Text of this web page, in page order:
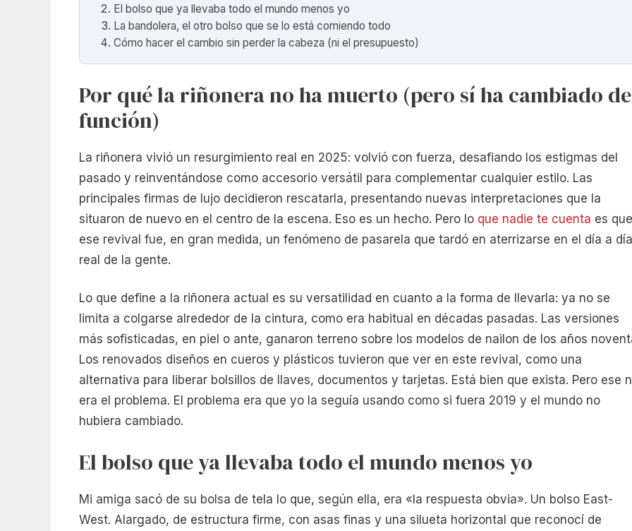
El bolso que ya llevaba todo el mundo menos yo
La bandolera, el otro bolso que se lo está comiendo todo
Cómo hacer el cambio sin perder la cabeza (ni el presupuesto)
Por qué la riñonera no ha muerto (pero sí ha cambiado de
función)
La riñonera vivió un resurgimiento real en 2025: volvió con fuerza, desafiando los estigmas del
pasado y reinventándose como accesorio versátil para complementar cualquier estilo. Las
principales firmas de lujo decidieron rescatarla, presentando nuevas interpretaciones que la
situaron de nuevo en el centro de la escena. Eso es un hecho. Pero lo que nadie te cuenta es que
ese revival fue, en gran medida, un fenómeno de pasarela que tardó en aterrizarse en el día a día
real de la gente.
Lo que define a la riñonera actual es su versatilidad en cuanto a la forma de llevarla: ya no se
limita a colgarse alrededor de la cintura, como era habitual en décadas pasadas. Las versiones
más sofisticadas, en piel o ante, ganaron terreno sobre los modelos de nailon de los años
Los renovados diseños en cueros y plásticos tuvieron que ver en este revival, como una
alternativa para liberar bolsillos de llaves, documentos y tarjetas. Está bien que exista. Pero ese
era el problema. El problema era que yo la seguía usando como si fuera 2019 y el mundo no
hubiera cambiado.
El bolso que ya llevaba todo el mundo menos yo
Mi amiga sacó de su bolsa de tela lo que, según ella, era «la respuesta obvia». Un bolso East-
West. Alargado, de estructura firme, con asas finas y una silueta horizontal que reconocí de